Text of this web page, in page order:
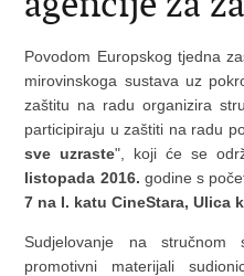
Povodom Europskog tjedna
mirovinskoga sustava uz
zaštitu na radu organizira
participiraju u zaštiti na radu
sve uzraste", koji će se
listopada 2016. godine s
7 na I. katu CineStara, Ulica
Sudjelovanje na
promotivni materijali